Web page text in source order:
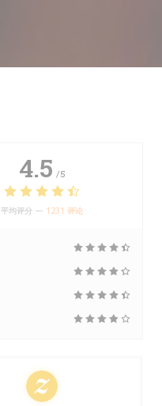
4.5 /5
平均评分 — 1231 评论